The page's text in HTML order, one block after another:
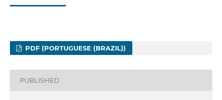
PDF (PORTUGUESE (BRAZIL))
PUBLISHED